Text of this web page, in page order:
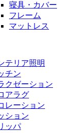
寝具・カバー
フレーム
マットレス
テリア照明
チン
クゼーション
アラグ
レーション
ション
ッパ